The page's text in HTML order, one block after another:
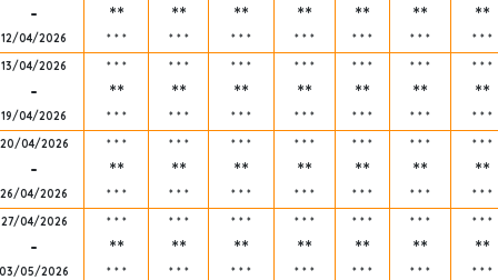
-
12/04/2026
**
* * *
**
* * *
**
* * *
**
* * *
**
* * *
**
* * *
**
* * *
13/04/2026
-
19/04/2026
* * *
**
* * *
* * *
**
* * *
* * *
**
* * *
* * *
**
* * *
* * *
**
* * *
* * *
**
* * *
* * *
**
* * *
20/04/2026
-
26/04/2026
* * *
**
* * *
* * *
**
* * *
* * *
**
* * *
* * *
**
* * *
* * *
**
* * *
* * *
**
* * *
* * *
**
* * *
27/04/2026
-
03/05/2026
* * *
**
* * *
* * *
**
* * *
* * *
**
* * *
* * *
**
* * *
* * *
**
* * *
* * *
**
* * *
* * *
**
* * *